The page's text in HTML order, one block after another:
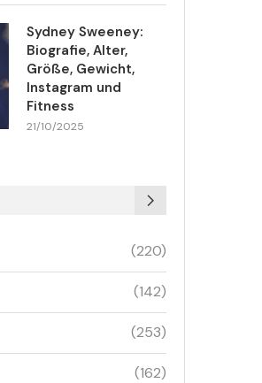
Sydney Sweeney:
Biografie, Alter,
Größe, Gewicht,
Instagram und
Fitness
21/10/2025
(220)
(142)
(253)
(162)